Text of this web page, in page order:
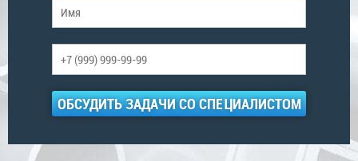
ОБСУДИТЬ ЗАДАЧИ СО СПЕЦИАЛИСТОМ